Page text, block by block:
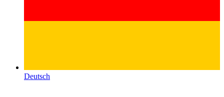
Deutsch